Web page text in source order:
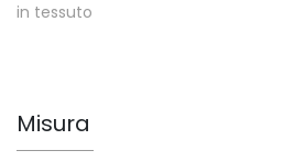
in tessuto
Misura